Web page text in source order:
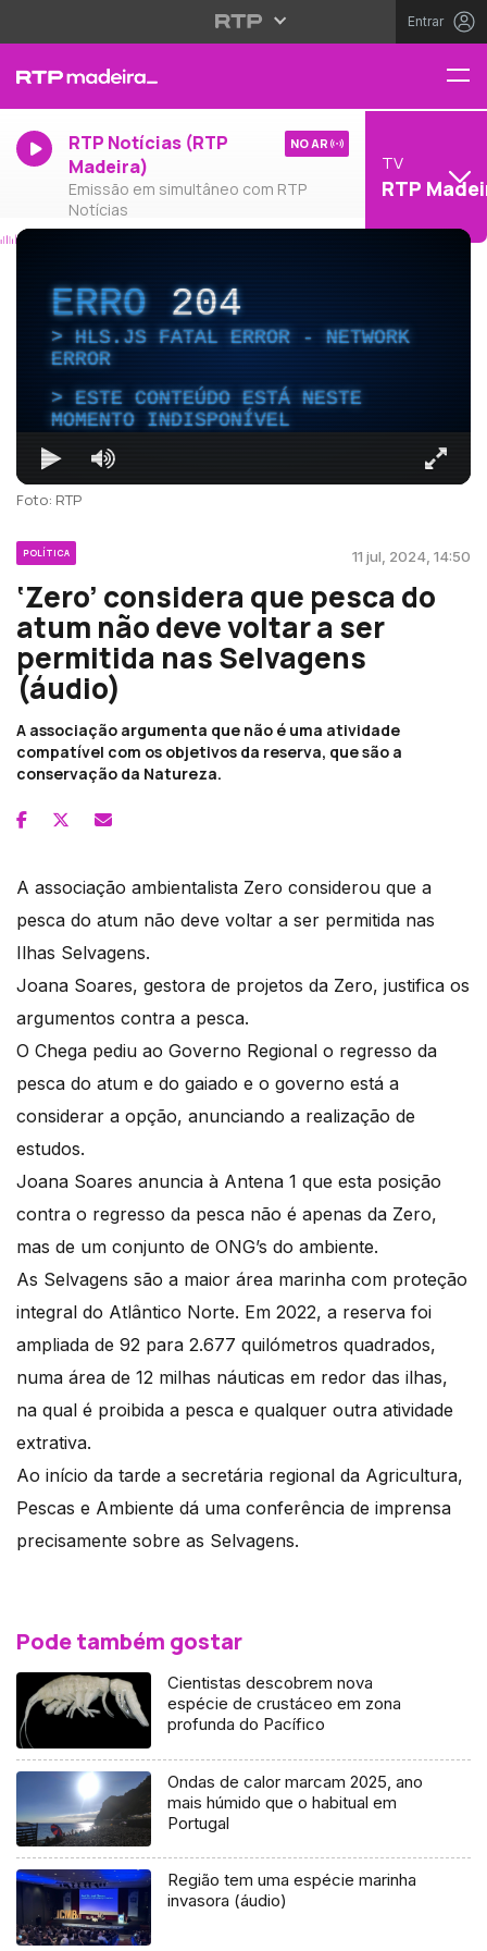
Entrar
RTP Notícias (RTP
Madeira)
Emissão em simultâneo com RTP
Notícias
NO AR
TV
RTP
ERRO204
HLS.JS FATAL ERROR - NETWORK
ERROR
ESTE CONTEÚDO ESTÁ NESTE
MOMENTO INDISPONÍVEL
Foto: RTP
POLÍTICA 11 jul, 2024, 14:50
‘Zero’ considera que pesca do
atum não deve voltar a ser
permitida nas Selvagens
(áudio)
A associação argumenta que não é uma atividade
compatível com os objetivos da reserva, que são a
conservação da Natureza.
A associação ambientalista Zero considerou que a
pesca do atum não deve voltar a ser permitida nas
Ilhas Selvagens.
Joana Soares, gestora de projetos da Zero, justifica os
argumentos contra a pesca.
O Chega pediu ao Governo Regional o regresso da
pesca do atum e do gaiado e o governo está a
considerar a opção, anunciando a realização de
estudos.
Joana Soares anuncia à Antena 1 que esta posição
contra o regresso da pesca não é apenas da Zero,
mas de um conjunto de ONG’s do ambiente.
As Selvagens são a maior área marinha com proteção
integral do Atlântico Norte. Em 2022, a reserva foi
ampliada de 92 para 2.677 quilómetros quadrados,
numa área de 12 milhas náuticas em redor das ilhas,
na qual é proibida a pesca e qualquer outra atividade
extrativa.
Ao início da tarde a secretária regional da Agricultura,
Pescas e Ambiente dá uma conferência de imprensa
precisamente sobre as Selvagens.
Pode também gostar
Cientistas descobrem nova
espécie de crustáceo em zona
profunda do Pacífico
Ondas de calor marcam 2025, ano
mais húmido que o habitual em
Portugal
Região tem uma espécie marinha
invasora (áudio)